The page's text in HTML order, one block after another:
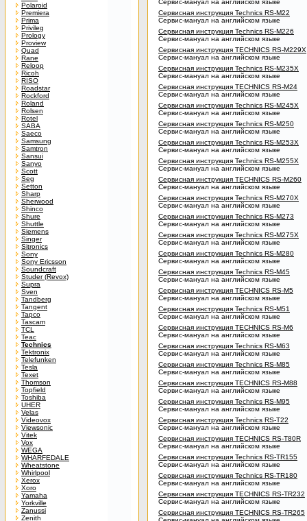
Polaroid
Premiera
Prima
Privileg
Prology
Proview
Quad
Rane
Reloop
Ricoh
RISO
Roadstar
Rockford
Roland
Rolsen
Rotel
SABA
Saeco
Samsung
Samtron
Sansui
Sanyo
Scott
Seg
Setton
Sharp
Sherwood
Shinco
Shure
Shuttle
Siemens
Singer
Sitronics
Sony
Sony Ericsson
Soundcraft
Studer (Revox)
Supra
Sven
Tandberg
Tangent
Tapco
Tascam
TCL
Teac
Technics
Tektronix
Telefunken
Tesla
Texet
Thomson
Topfield
Toshiba
UHER
Velas
Videovox
Viewsonic
Vitek
Vox
WEGA
WHARFEDALE
Wheatstone
Whirlpool
Xerox
Xoro
Yamaha
Yorkville
Zanussi
Zenith
Сервис-мануал на английском языке
Сервисная инструкция Technics RS-M22
Сервис-мануал на английском языке
Сервисная инструкция Technics RS-M226
Сервис-мануал на английском языке
Сервисная инструкция TECHNICS RS-M229X
Сервис-мануал на английском языке
Сервисная инструкция Technics RS-M235X
Сервис-мануал на английском языке
Сервисная инструкция TECHNICS RS-M24
Сервис-мануал на английском языке
Сервисная инструкция Technics RS-M245X
Сервис-мануал на английском языке
Сервисная инструкция Technics RS-M250
Сервис-мануал на английском языке
Сервисная инструкция Technics RS-M253X
Сервис-мануал на английском языке
Сервисная инструкция Technics RS-M255X
Сервис-мануал на английском языке
Сервисная инструкция TECHNICS RS-M260
Сервис-мануал на английском языке
Сервисная инструкция Technics RS-M270X
Сервис-мануал на английском языке
Сервисная инструкция Technics RS-M273
Сервис-мануал на английском языке
Сервисная инструкция Technics RS-M275X
Сервис-мануал на английском языке
Сервисная инструкция Technics RS-M280
Сервис-мануал на английском языке
Сервисная инструкция Technics RS-M45
Сервис-мануал на английском языке
Сервисная инструкция TECHNICS RS-M5
Сервис-мануал на английском языке
Сервисная инструкция Technics RS-M51
Сервис-мануал на английском языке
Сервисная инструкция TECHNICS RS-M6
Сервис-мануал на английском языке
Сервисная инструкция Technics RS-M63
Сервис-мануал на английском языке
Сервисная инструкция Technics RS-M85
Сервис-мануал на английском языке
Сервисная инструкция TECHNICS RS-M88
Сервис-мануал на английском языке
Сервисная инструкция Technics RS-M95
Сервис-мануал на английском языке
Сервисная инструкция Technics RS-T22
Сервис-мануал на английском языке
Сервисная инструкция TECHNICS RS-T80R
Сервис-мануал на английском языке
Сервисная инструкция Technics RS-TR155
Сервис-мануал на английском языке
Сервисная инструкция Technics RS-TR180
Сервис-мануал на английском языке
Сервисная инструкция TECHNICS RS-TR232
Сервис-мануал на английском языке
Сервисная инструкция TECHNICS RS-TR265